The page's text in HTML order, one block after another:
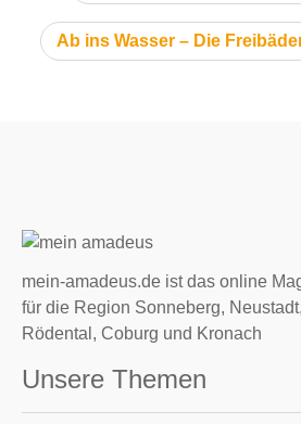
nächster Artikel:
Ab ins Wasser – Die
mein-amadeus.de ist das online
für die Region Sonneberg, Neustadt,
Rödental, Coburg und Kronach
Unsere Themen